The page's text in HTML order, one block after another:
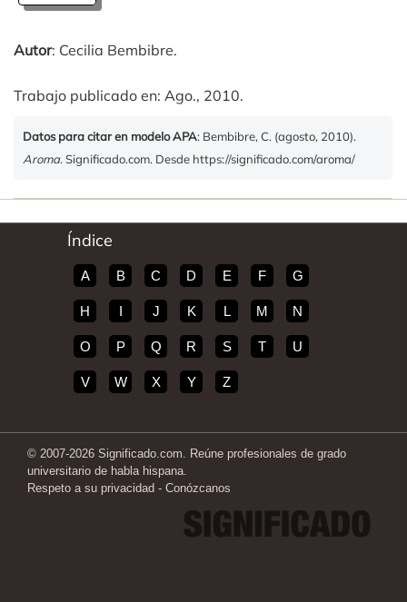
Autor: Cecilia Bembibre.
Trabajo publicado en: Ago., 2010.
Datos para citar en modelo APA: Bembibre, C. (agosto, 2010).
Aroma. Significado.com. Desde https://significado.com/aroma/
Índice
A B C D E F G
H I J K L M N
O P Q R S T U
V W X Y Z
© 2007-2026 Significado.com. Reúne profesionales de grado
universitario de habla hispana.
Respeto a su privacidad - Conózcanos